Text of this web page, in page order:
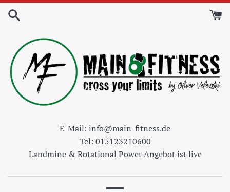
Direkt
zum
E-Mail: info@main-fitness.de
Tel: 015123210600
Landmine & Rotational Power Angebot ist live